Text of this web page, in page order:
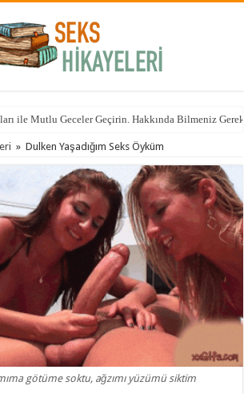
ile Mutlu Geceler Geçirin. Hakkında Bilmeniz
» Dulken Yaşadığım Seks Öyküm
götüme soktu, ağzımı yüzümü siktim